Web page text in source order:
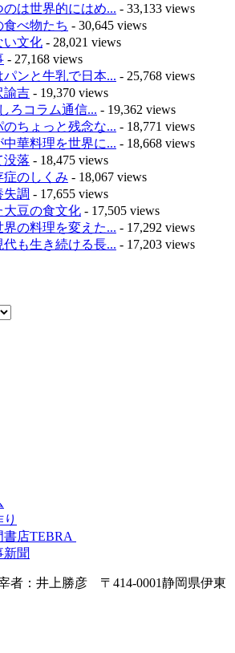
は世界的にはめ... - 33,133 views
べ物たち - 30,645 views
い文化 - 28,021 views
- 27,168 views
ンと牛乳で日本... - 25,768 views
諭吉 - 19,370 views
ろコラム通信... - 19,362 views
ちょっと残念な... - 18,771 views
中華料理を世界に... - 18,668 views
没落 - 18,475 views
症のしくみ - 18,067 views
失調 - 17,655 views
大豆の食文化 - 17,505 views
の料理を変えた... - 17,292 views
代も生き続ける長... - 17,203 views
書店TEBRA
新聞
者：井上勝彦 〒414-0001静岡県伊東